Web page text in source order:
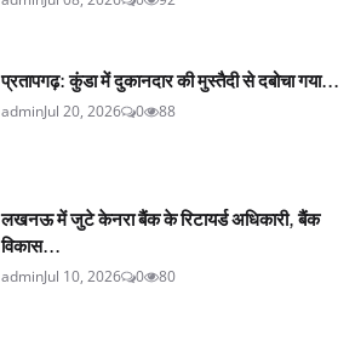
प्रतापगढ़: कुंडा में दुकानदार की मुस्तैदी से दबोचा गया...
adminJul 20, 2026 0 88
लखनऊ में जुटे केनरा बैंक के रिटायर्ड अधिकारी, बैंक
विकास...
adminJul 10, 2026 0 80